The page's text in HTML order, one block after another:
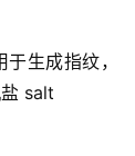
生成指纹，
salt